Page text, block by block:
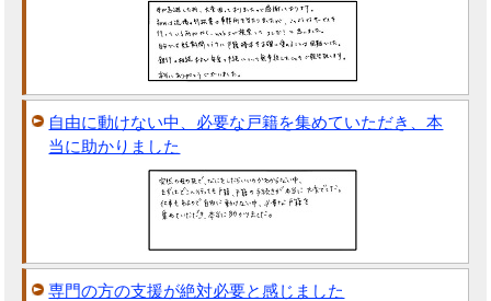
自由に動けない中、必要な戸籍を集めていただき、本
当に助かりました
専門の方の支援が絶対必要と感じました